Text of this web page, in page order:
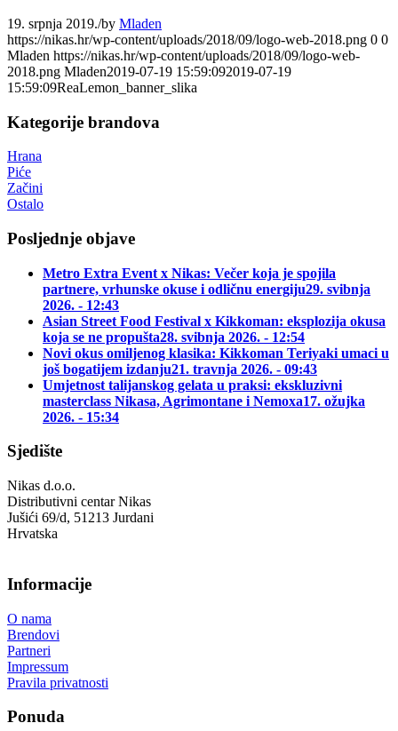
19. srpnja 2019./by Mladen
https://nikas.hr/wp-content/uploads/2018/09/logo-web-2018.png 0 0
Mladen https://nikas.hr/wp-content/uploads/2018/09/logo-web-
2018.png Mladen2019-07-19 15:59:092019-07-19
15:59:09ReaLemon_banner_slika
Kategorije brandova
Hrana
Piće
Začini
Ostalo
Posljednje objave
Metro Extra Event x Nikas: Večer koja je spojila
partnere, vrhunske okuse i odličnu energiju29. svibnja
2026. - 12:43
Asian Street Food Festival x Kikkoman: eksplozija okusa
koja se ne propušta28. svibnja 2026. - 12:54
Novi okus omiljenog klasika: Kikkoman Teriyaki umaci u
još bogatijem izdanju21. travnja 2026. - 09:43
Umjetnost talijanskog gelata u praksi: ekskluzivni
masterclass Nikasa, Agrimontane i Nemoxa17. ožujka
2026. - 15:34
Sjedište
Nikas d.o.o.
Distributivni centar Nikas
Jušići 69/d, 51213 Jurdani
Hrvatska
Informacije
O nama
Brendovi
Partneri
Impressum
Pravila privatnosti
Ponuda